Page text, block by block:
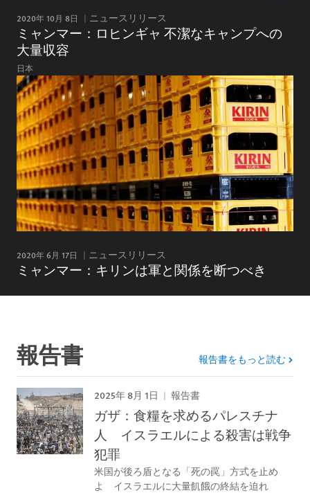
2020年 10月 8日 ニュースリリース
ミャンマー：ロヒンギャ 不潔なキャンプへの
大量収容
日本
2020年 6月 17日 ニュースリリース
ミャンマー：キリンは軍と関係を断つべき
報告書 報告書をもっと読む
2025年 8月 1日 報告書
ガザ：食糧を求めるパレスチナ
人 イスラエルによる殺害は戦争
犯罪
米国が後ろ盾となる「死の罠」方式を止め
よ イスラエルに大量飢餓の終結を迫れ